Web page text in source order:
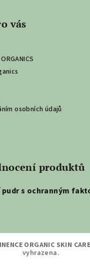
vás
osobních údajů
produktů
produktu je 5 z 5 hvězdiček.
ORGANIC SKIN CARE
vyhrazena.